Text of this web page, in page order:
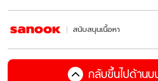
สนับสนุนเนื้อหา
กลับขึ้นไปด้านบ